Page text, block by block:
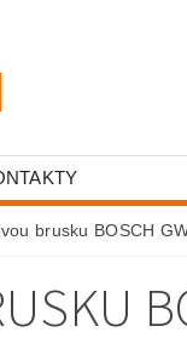
brusku BOSCH